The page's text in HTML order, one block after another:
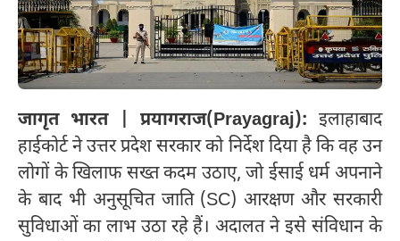
जागृत भारत | प्रयागराज(Prayagraj): इलाहाबाद
हाईकोर्ट ने उत्तर प्रदेश सरकार को निर्देश दिया है कि वह उन
लोगों के खिलाफ सख्त कदम उठाए, जो ईसाई धर्म अपनाने
के बाद भी अनुसूचित जाति (SC) आरक्षण और सरकारी
सुविधाओं का लाभ उठा रहे हैं। अदालत ने इसे संविधान के